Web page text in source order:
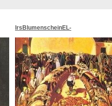
lrsBlumenscheinEL-
MoonMorningstar&EveStar.
Blumenschein,